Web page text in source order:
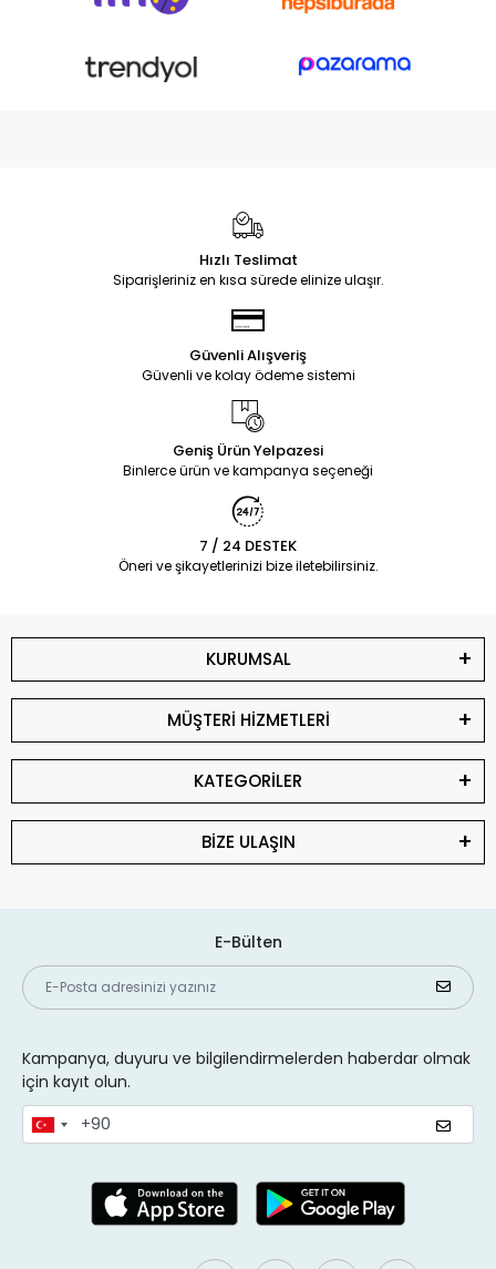
Hızlı Teslimat
Siparişleriniz en kısa sürede elinize ulaşır.
Güvenli Alışveriş
Güvenli ve kolay ödeme sistemi
Geniş Ürün Yelpazesi
Binlerce ürün ve kampanya seçeneği
7 / 24 DESTEK
Öneri ve şikayetlerinizi bize iletebilirsiniz.
KURUMSAL
MÜŞTERİ HİZMETLERİ
KATEGORİLER
BİZE ULAŞIN
E-Bülten
Kampanya, duyuru ve bilgilendirmelerden haberdar olmak
için kayıt olun.